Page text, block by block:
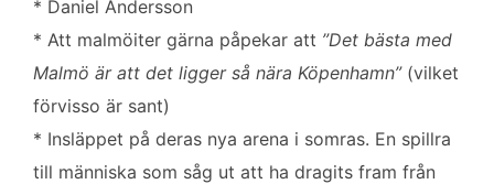
* Daniel Andersson
* Att malmöiter gärna påpekar att ”Det bästa med
Malmö är att det ligger så nära Köpenhamn”(vilket
förvisso är sant)
* Insläppet på deras nya arena i somras. En spillra
till människa som såg ut att ha dragits fram från